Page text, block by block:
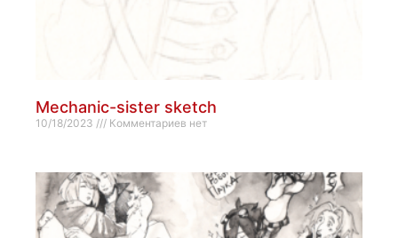
Mechanic-sister sketch
10/18/2023 Комментариев нет